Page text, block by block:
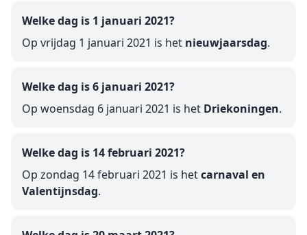
Welke dag is 1 januari 2021?
Op vrijdag 1 januari 2021 is het nieuwjaarsdag.
Welke dag is 6 januari 2021?
Op woensdag 6 januari 2021 is het Driekoningen.
Welke dag is 14 februari 2021?
Op zondag 14 februari 2021 is hetcarnaval en
Valentijnsdag.